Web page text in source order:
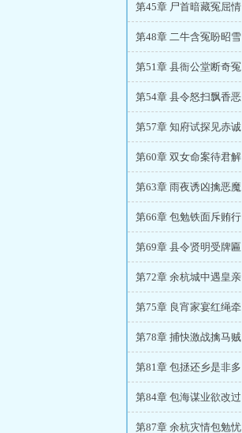
第45章 尸首暗藏冤屈情
第48章 二牛含冤盼昭雪
第51章 县衙公堂断奇冤
第54章 县令怒扫飘香恶
第57章 知府试探见赤诚
第60章 双女命案待君解
第63章 雨夜诱凶擒恶魔
第66章 包勉铁面斥贿行
第69章 县令贤明受牌匾
第72章 余杭城中遇皇亲
第75章 良宵家宴红绳牵
第78章 捕快激战擒马贼
第81章 包拯还乡是非多
第84章 包海谋业欲改过
第87章 余杭灾情包勉忧